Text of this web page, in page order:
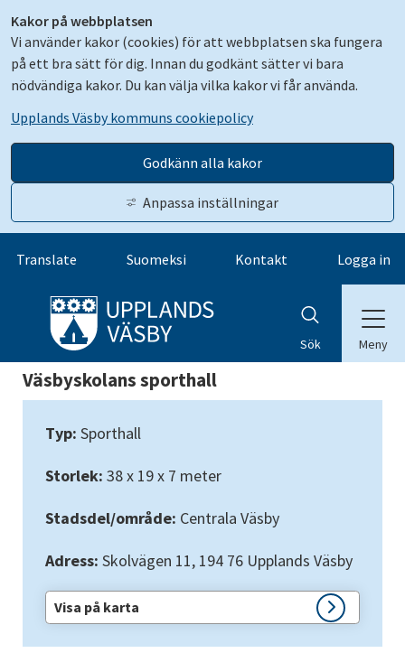
Kakor på webbplatsen
Vi använder kakor (cookies) för att webbplatsen ska fungera
på ett bra sätt för dig. Innan du godkänt sätter vi bara
nödvändiga kakor. Du kan välja vilka kakor vi får använda.
Upplands Väsby kommuns cookiepolicy
Godkänn alla kakor
Anpassa inställningar
Gå till innehåll
Translate Suomeksi Kontakt Logga in
Sök Meny
Väsbyskolans sporthall
Typ: Sporthall
Storlek: 38 x 19 x 7 meter
Stadsdel/område: Centrala Väsby
Adress: Skolvägen 11, 194 76 Upplands Väsby
Visa på karta